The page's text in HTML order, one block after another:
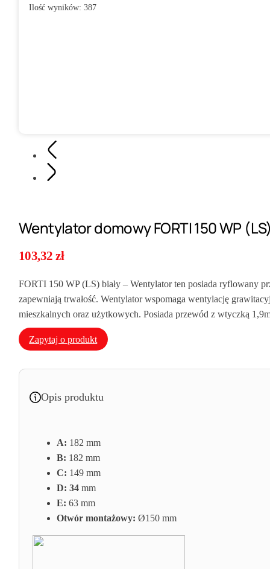
Ilość wyników:387
Wentylator domowy FORTI 150 WP
103,32zł
FORTI 150 WP (LS) biały – Wentylator ten posiada ryflowany
zapewniają trwałość. Wentylator wspomaga wentylację
mieszkalnych oraz użytkowych. Posiada przewód z wtyczką
Zapytaj o produkt
Opis produktu
A: 182 mm
B: 182 mm
C: 149 mm
D: 34 mm
E: 63 mm
Otwór montażowy: Ø150 mm